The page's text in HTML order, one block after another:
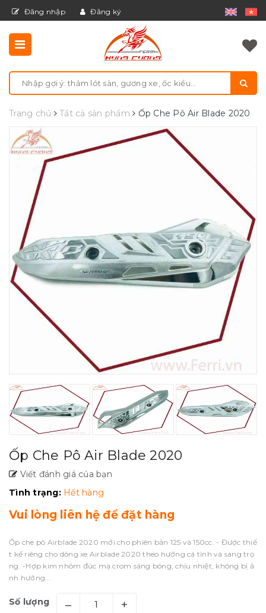
Đăng nhập Đăng ký
Trang chủ Tất cả sản phẩm Ốp Che Pô Air Blade 2020
Ốp Che Pô Air Blade 2020
Viết đánh giá của bạn
Tình trạng: Hết hàng
Vui lòng liên hệ để đặt hàng
Ốp che pô Airblade 2020 mới cho phiên bản 125 và 150cc. - Được thiế
t kế riêng cho dòng xe Airblade 2020 theo hướng cá tính và sang trọ
ng. -Hợp kim nhôm đúc mạ crom sáng bóng, chịu nhiệt, không bị ả
nh hưởng...
Số lượng – +